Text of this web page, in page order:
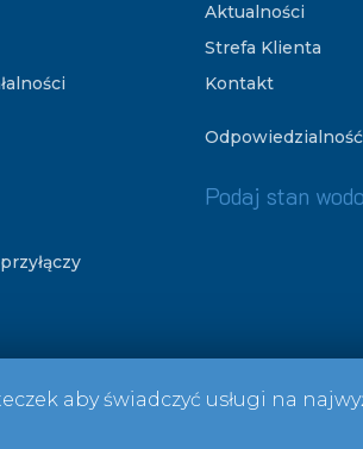
Aktualności
Strefa Klienta
Kontakt
Podaj stan
aby świadczyć usługi na